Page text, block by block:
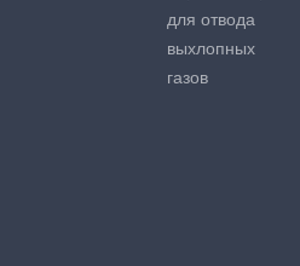
для отвода
выхлопных
газов